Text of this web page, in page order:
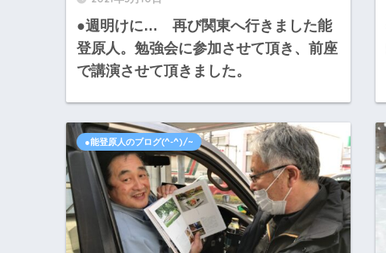
●週明けに… 再び関東へ行きました能
登原人。勉強会に参加させて頂き、前座
で講演させて頂きました。
●能登原人のブログ(^-^)/~